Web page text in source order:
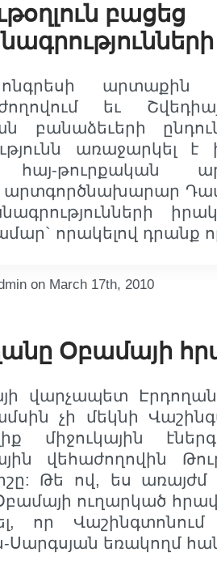
բացեց
արտաքին
եւ
բանաձեւերի
առաջարկել
հայ-թուրքական
արտգործնախարար
որակելով դրանք
on March 17th, 2010
Օբամայի
վարչապետ
չի մեկնի
միջուկային
վեհաժողովին
Թե ով, ես առայժմ
ուղարկած
որ
Սարգսյան եռակողմ